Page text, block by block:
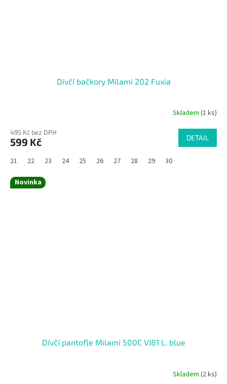
Dívčí bačkory Milami 202 Fuxia
Skladem (1 ks)
495 Kč bez DPH
599 Kč DETAIL
21 22 23 24 25 26 27 28 29 30
Novinka
Dívčí pantofle Milami 500C VJ81 L. blue
Skladem (2 ks)